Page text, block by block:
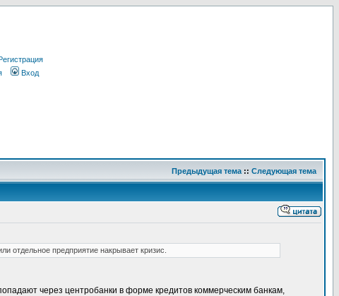
Вход
Предыдущая тема :: Следующая тема
отдельное предприятие накрывает кризис.
через центробанки в форме кредитов коммерческим банкам,